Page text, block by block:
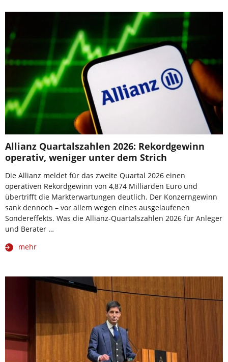
Allianz Quartalszahlen 2026: Rekordgewinn
operativ, weniger unter dem Strich
Die Allianz meldet für das zweite Quartal 2026 einen
operativen Rekordgewinn von 4,874 Milliarden Euro und
übertrifft die Markterwartungen deutlich. Der Konzerngewinn
sank dennoch – vor allem wegen eines ausgelaufenen
Sondereffekts. Was die Allianz-Quartalszahlen 2026 für Anleger
und Berater …
mehr